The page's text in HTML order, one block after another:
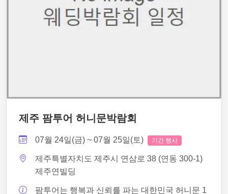
제주 팜투어 허니문박람회
07월 24일(금) ~ 07월 25일(토) 기간 행사
제주특별자치도 제주시 연삼로 38 (연동 300-1)
제주연빌딩
팜투어는 행복과 신뢰를 파는 대한민국 허니문 1